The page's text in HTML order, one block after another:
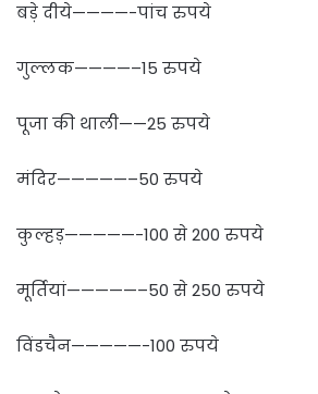
बड़े दीये————-पांच रुपये
गुल्लक————–15 रुपये
पूजा की थाली——25 रुपये
मंदिर—————–50 रुपये
कुल्हड़—————-100 से 200 रुपये
मूर्तियां—————–50 से 250 रुपये
विंडचैन—————-100 रुपये